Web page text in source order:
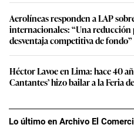
Aerolíneas responden a LAP
internacionales: “Una reducción
desventaja competitiva de fondo”
Héctor Lavoe en Lima: hace 40
Cantantes’ hizo bailar a la Feria
Lo último en Archivo El